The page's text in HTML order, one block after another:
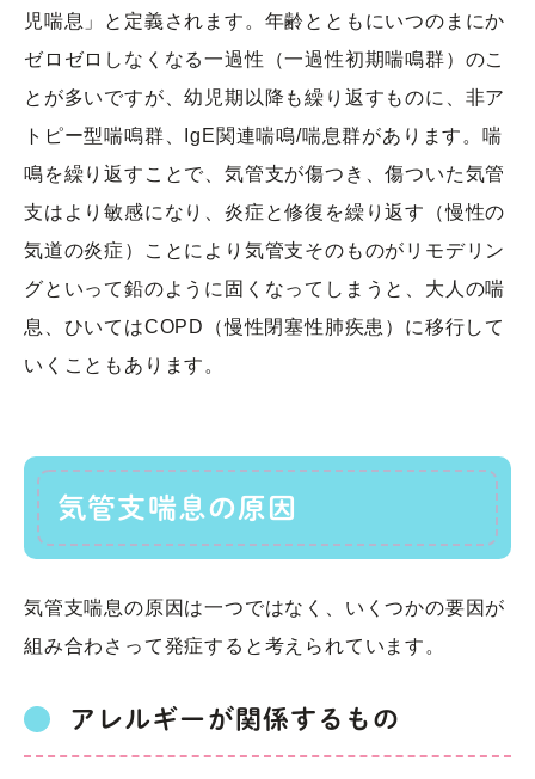
児喘息」と定義されます。年齢とともにいつのまにか
ゼロゼロしなくなる一過性（一過性初期喘鳴群）のこ
とが多いですが、幼児期以降も繰り返すものに、非ア
トピー型喘鳴群、IgE関連喘鳴/喘息群があります。喘
鳴を繰り返すことで、気管支が傷つき、傷ついた気管
支はより敏感になり、炎症と修復を繰り返す（慢性の
気道の炎症）ことにより気管支そのものがリモデリン
グといって鉛のように固くなってしまうと、大人の喘
息、ひいてはCOPD（慢性閉塞性肺疾患）に移行して
いくこともあります。
気管支喘息の原因
気管支喘息の原因は一つではなく、いくつかの要因が
組み合わさって発症すると考えられています。
アレルギーが関係するもの